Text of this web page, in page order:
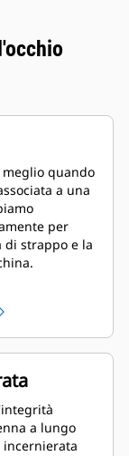
quando
a una
per
di strappo e la
il fondo
si
durante
Le benne
a lungo